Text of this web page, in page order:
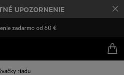
UPOZORNENIE
zadarmo od 60 €
riadu